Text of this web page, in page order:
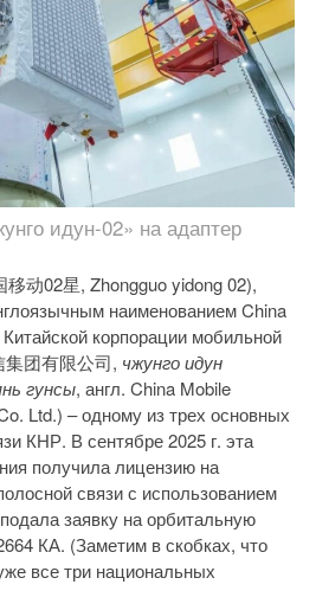
идун-02» на адаптер
移动02星, Zhongguo yidong 02),
наименованием China
корпорации мобильной
集团有限公司, чжунго идун
гунсы, англ. China Mobile
Ltd.) – одному из трех основных
КНР. В сентябре 2025 г. эта
получила лицензию на
связи с использованием
заявку на орбитальную
КА. (Заметим в скобках, что
все три национальных